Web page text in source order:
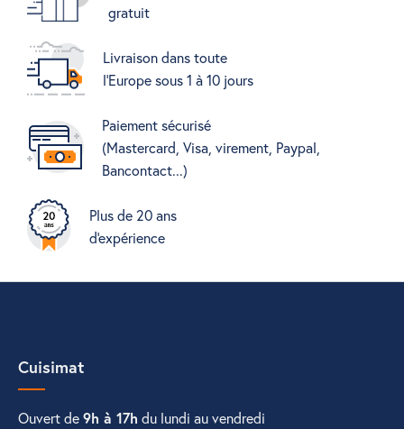
gratuit
Livraison dans toute
l'Europe sous 1 à 10 jours
Paiement sécurisé
(Mastercard, Visa, virement, Paypal,
Bancontact...)
Plus de 20 ans
d'expérience
Cuisimat
Ouvert de9h à 17h du lundi au vendredi